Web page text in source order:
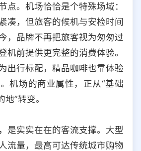
点。机场恰恰是个特殊场域：
凑，但旅客的候机与安检时间
，品牌不再把旅客视为匆匆过
机前提供更完整的消费体验。
出行标配，精品咖啡也靠体验
机场的商业属性，正从“基础
”转变。
是实实在在的客流支撑。大型
流量，最高可达传统城市购物